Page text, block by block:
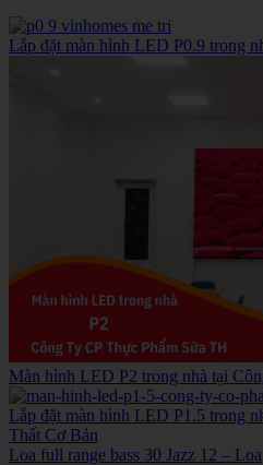
Lắp đặt màn hình LED P0.9 trong
Màn hình LED P2 trong nhà tại
Lắp đặt màn hình LED P1.5 trong
Thất Cơ Bản
Loa full range bass 30 Jazz 12 – Loa